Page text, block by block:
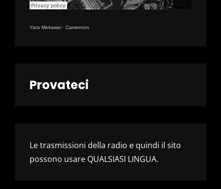
Yara Mekawei · Cameroon
Provateci
Le trasmissioni della radio e quindi il sito
possono usare QUALSIASI LINGUA.